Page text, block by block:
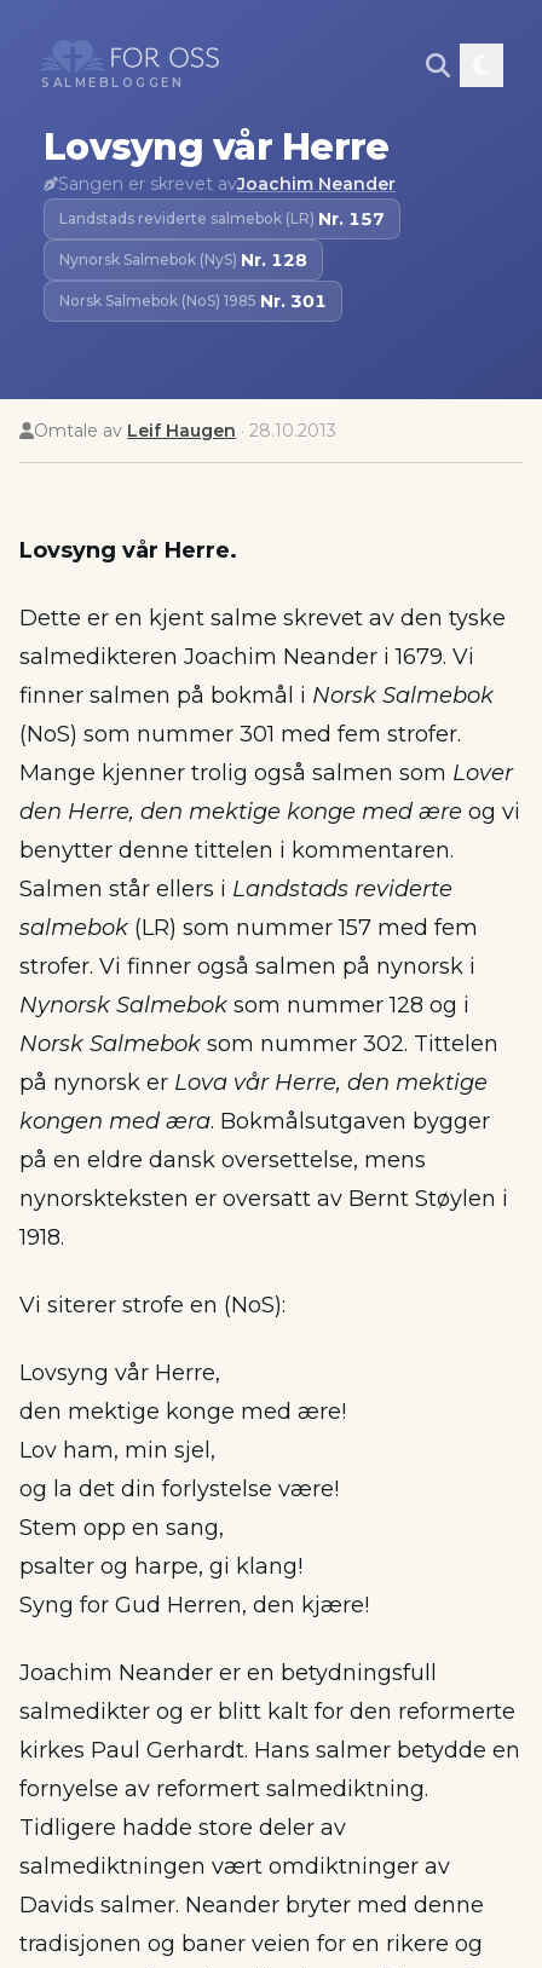
SALMEBLOGGEN
Lovsyng vår Herre
Sangen er skrevet avJoachim Neander
Landstads reviderte salmebok (LR)·Nr. 157
Nynorsk Salmebok (NyS)·Nr. 128
Norsk Salmebok (NoS) 1985·Nr. 301
Omtale av Leif Haugen ·28.10.2013
Lovsyng vår Herre.
Dette er en kjent salme skrevet av den tyske
salmedikteren Joachim Neander i 1679. Vi
finner salmen på bokmål i Norsk Salmebok
(NoS) som nummer 301 med fem strofer.
Mange kjenner trolig også salmen som Lover
den Herre, den mektige konge med ære og vi
benytter denne tittelen i kommentaren.
Salmen står ellers i Landstads reviderte
salmebok (LR) som nummer 157 med fem
strofer. Vi finner også salmen på nynorsk i
Nynorsk Salmebok som nummer 128 og i
Norsk Salmebok som nummer 302. Tittelen
på nynorsk er Lova vår Herre, den mektige
kongen med æra. Bokmålsutgaven bygger
på en eldre dansk oversettelse, mens
nynorskteksten er oversatt av Bernt Støylen i
1918.
Vi siterer strofe en (NoS):
Lovsyng vår Herre,
den mektige konge med ære!
Lov ham, min sjel,
og la det din forlystelse være!
Stem opp en sang,
psalter og harpe, gi klang!
Syng for Gud Herren, den kjære!
Joachim Neander er en betydningsfull
salmedikter og er blitt kalt for den reformerte
kirkes Paul Gerhardt. Hans salmer betydde en
fornyelse av reformert salmediktning.
Tidligere hadde store deler av
salmediktningen vært omdiktninger av
Davids salmer. Neander bryter med denne
tradisjonen og baner veien for en rikere og